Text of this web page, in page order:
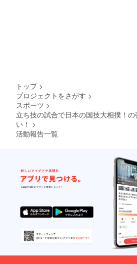
トップ >
プロジェクトをさがす >
スポーツ >
立ち技の試合で日本の国技大相撲！
い！ >
活動報告一覧